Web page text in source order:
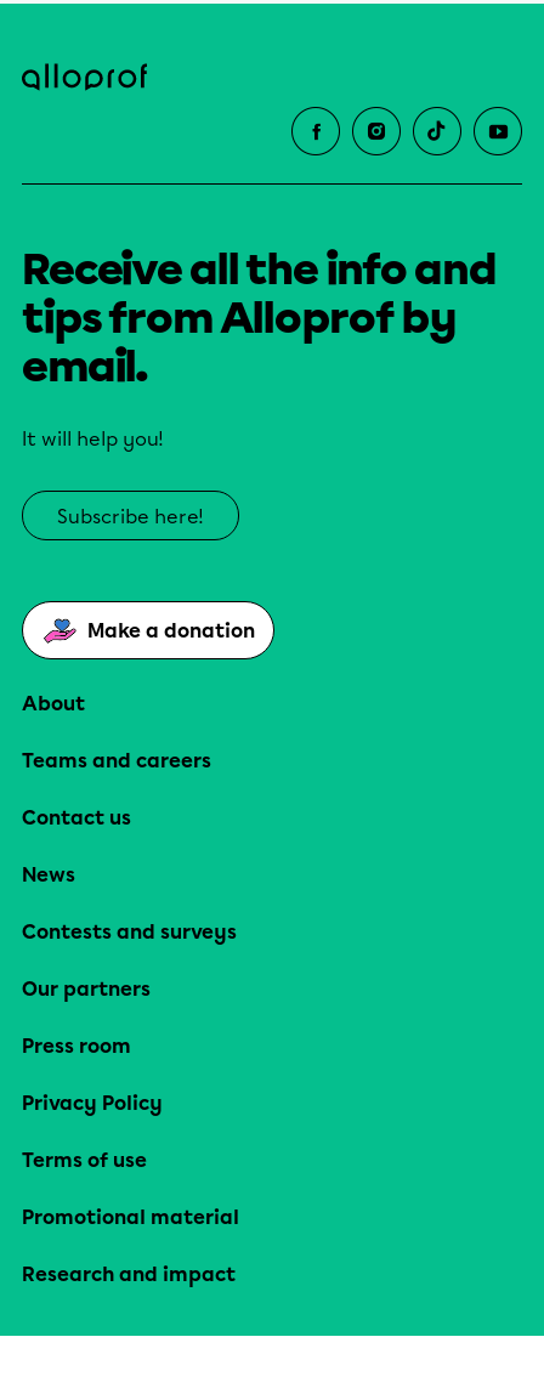
Receive all the info and
tips from Alloprof by
email.
It will help you!
Subscribe here!
Make a donation
About
Teams and careers
Contact us
News
Contests and surveys
Our partners
Press room
Privacy Policy
Terms of use
Promotional material
Research and impact